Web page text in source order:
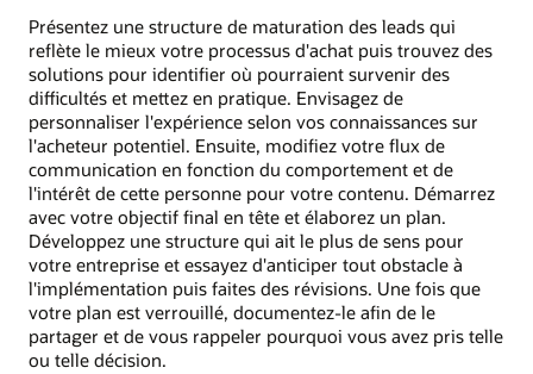
Présentez une structure de maturation des leads qui
reflète le mieux votre processus d'achat puis trouvez des
solutions pour identifier où pourraient survenir des
difficultés et mettez en pratique. Envisagez de
personnaliser l'expérience selon vos connaissances sur
l'acheteur potentiel. Ensuite, modifiez votre flux de
communication en fonction du comportement et de
l'intérêt de cette personne pour votre contenu. Démarrez
avec votre objectif final en tête et élaborez un plan.
Développez une structure qui ait le plus de sens pour
votre entreprise et essayez d'anticiper tout obstacle à
l'implémentation puis faites des révisions. Une fois que
votre plan est verrouillé, documentez-le afin de le
partager et de vous rappeler pourquoi vous avez pris telle
ou telle décision.